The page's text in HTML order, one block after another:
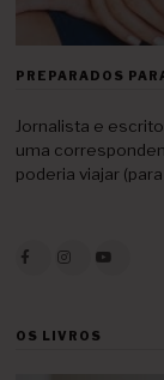
PREPARADOS
Jornalista e
uma
poderia viajar
OS LIVROS